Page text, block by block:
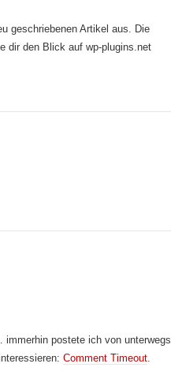
geschriebenen Artikel aus. Die
dir den Blick auf wp-plugins.net
postete ich von unterwegs
Comment Timeout.